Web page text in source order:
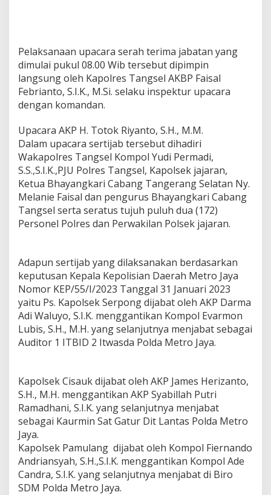
Pelaksanaan upacara serah terima jabatan yang
dimulai pukul 08.00 Wib tersebut dipimpin
langsung oleh Kapolres Tangsel AKBP Faisal
Febrianto, S.I.K., M.Si. selaku inspektur upacara
dengan komandan.
Upacara AKP H. Totok Riyanto, S.H., M.M.
Dalam upacara sertijab tersebut dihadiri
Wakapolres Tangsel Kompol Yudi Permadi,
S.S.,S.I.K.,PJU Polres Tangsel, Kapolsek jajaran,
Ketua Bhayangkari Cabang Tangerang Selatan Ny.
Melanie Faisal dan pengurus Bhayangkari Cabang
Tangsel serta seratus tujuh puluh dua (172)
Personel Polres dan Perwakilan Polsek jajaran.
Adapun sertijab yang dilaksanakan berdasarkan
keputusan Kepala Kepolisian Daerah Metro Jaya
Nomor KEP/55/I/2023 Tanggal 31 Januari 2023
yaitu Ps. Kapolsek Serpong dijabat oleh AKP Darma
Adi Waluyo, S.I.K. menggantikan Kompol Evarmon
Lubis, S.H., M.H. yang selanjutnya menjabat sebagai
Auditor 1 ITBID 2 Itwasda Polda Metro Jaya.
Kapolsek Cisauk dijabat oleh AKP James Herizanto,
S.H., M.H. menggantikan AKP Syabillah Putri
Ramadhani, S.I.K. yang selanjutnya menjabat
sebagai Kaurmin Sat Gatur Dit Lantas Polda Metro
Jaya.
Kapolsek Pamulang dijabat oleh Kompol Fiernando
Andriansyah, S.H.,S.I.K. menggantikan Kompol Ade
Candra, S.I.K. yang selanjutnya menjabat di Biro
SDM Polda Metro Jaya.